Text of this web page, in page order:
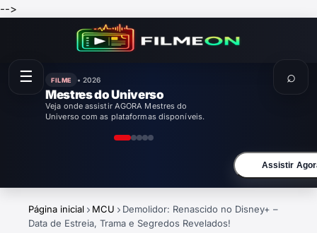
-->
FILME • 2026
Mestres do Universo
Veja onde assistir AGORA Mestres do
Universo com as plataformas disponíveis.
Assistir
Página inicial MCU
Demolidor: Renascido no Disney+ –
Data de Estreia, Trama e Segredos Revelados!
☰ ⌕